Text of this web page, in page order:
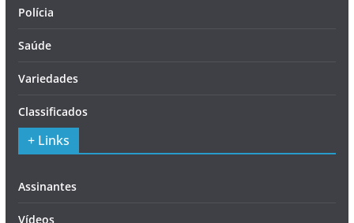
Polícia
Saúde
Variedades
Classificados
+ Links
Assinantes
Vídeos